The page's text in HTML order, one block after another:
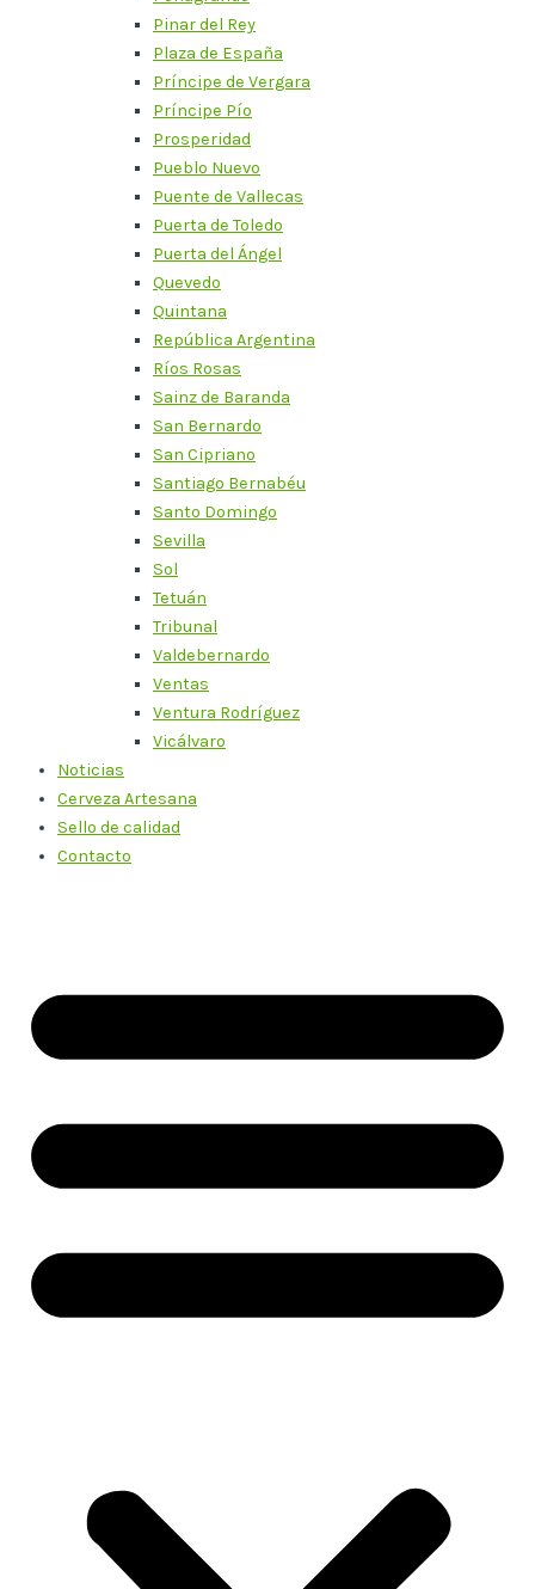
Pinar del Rey
Plaza de España
Príncipe de Vergara
Príncipe Pío
Prosperidad
Pueblo Nuevo
Puente de Vallecas
Puerta de Toledo
Puerta del Ángel
Quevedo
Quintana
República Argentina
Ríos Rosas
Sainz de Baranda
San Bernardo
San Cipriano
Santiago Bernabéu
Santo Domingo
Sevilla
Sol
Tetuán
Tribunal
Valdebernardo
Ventas
Ventura Rodríguez
Vicálvaro
Noticias
Cerveza Artesana
Sello de calidad
Contacto